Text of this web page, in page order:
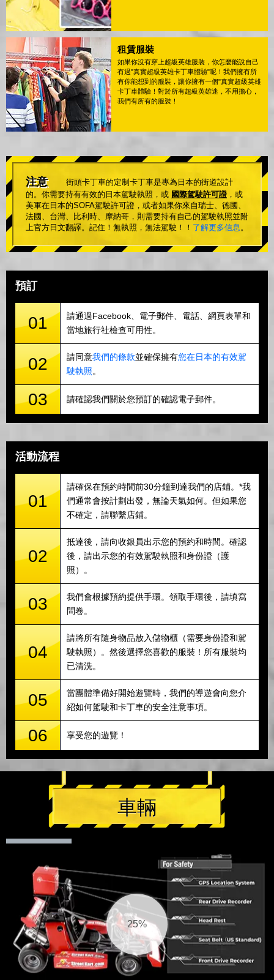
租賃服裝
如果你沒有穿上超級英雄服裝，你怎麼能說自己
有過"真實超級英雄卡丁車體驗"呢！我們擁有所
有你能想到的服裝，讓你擁有一個"真實超級英雄
卡丁車體驗！對於所有超級英雄迷，不用擔心，
我們有所有的服裝！
注意
街頭卡丁車的定制卡丁車是專為日本的街道設計
的。你需要持有有效的日本駕駛執照，或 國際駕駛許可證，或
美軍在日本的SOFA駕駛許可證，或者如果你來自瑞士、德國、
法國、台灣、比利時、摩納哥，則需要持有自己的駕駛執照並附
上官方日文翻譯。記住！無執照，無法駕駛！！ 了解更多信息。
預訂
01
請通過Facebook、電子郵件、電話、網頁表單和
當地旅行社檢查可用性。
02 請同意我們的條款並確保擁有您在日本的有效駕
駛執照。
03 請確認我們關於您預訂的確認電子郵件。
活動流程
01
請確保在預約時間前30分鐘到達我們的店鋪。*我
們通常會按計劃出發，無論天氣如何。但如果您
不確定，請聯繫店鋪。
02
抵達後，請向收銀員出示您的預約和時間。確認
後，請出示您的有效駕駛執照和身份證（護
照）。
03
我們會根據預約提供手環。領取手環後，請填寫
問卷。
04
請將所有隨身物品放入儲物櫃（需要身份證和駕
駛執照）。然後選擇您喜歡的服裝！所有服裝均
已清洗。
05
當團體準備好開始遊覽時，我們的導遊會向您介
紹如何駕駛和卡丁車的安全注意事項。
06 享受您的遊覽！
車輛
25%